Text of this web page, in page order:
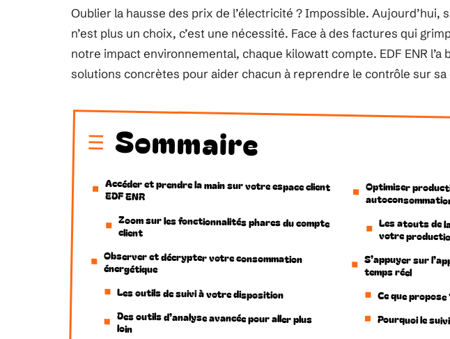
Oublier la hausse des prix de l’électricité ? Impossible. Aujourd’hui,
n’est plus un choix, c’est une nécessité. Face à des factures qui
notre impact environnemental, chaque kilowatt compte. EDF ENR
solutions concrètes pour aider chacun à reprendre le contrôle sur sa
Sommaire
Accéder et prendre la main sur votre espace client
EDF ENR
Zoom sur les fonctionnalités phares du compte
client
Observer et décrypter votre consommation
énergétique
Les outils de suivi à votre disposition
Des outils d’analyse avancée pour aller plus
loin
Optimiser
Les atouts de
votre
S’appuyer sur
temps réel
Ce que propose
Pourquoi le